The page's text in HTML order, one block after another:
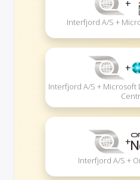
+
Interfjord A/S +
+
Interfjord A/S + Microsoft
+
Interfjord A/S +